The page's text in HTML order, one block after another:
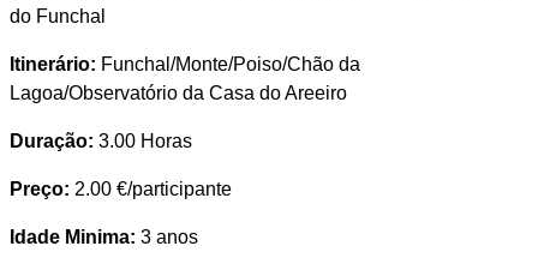
do Funchal
Itinerário: Funchal/Monte/Poiso/Chão da
Lagoa/Observatório da Casa do Areeiro
Duração: 3.00 Horas
Preço: 2.00 €/participante
Idade Minima: 3 anos